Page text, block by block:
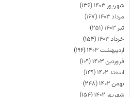
شهریور ۱۴۰۳
(۱۳۶)
مرداد ۱۴۰۳
(۱۶۷)
تیر ۱۴۰۳
(۲۵۱)
خرداد ۱۴۰۳
(۱۵۴)
اردیبهشت ۱۴۰۳
(۱۹۶)
فروردین ۱۴۰۳
(۱۰۹)
اسفند ۱۴۰۲
(۱۴۹)
بهمن ۱۴۰۲
(۲۴۸)
شهریور ۱۴۰۲
(۱۵۴)